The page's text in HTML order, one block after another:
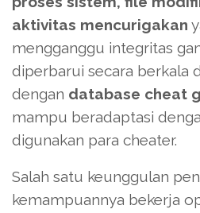
aktivitas mencurigakan
mengganggu integritas
diperbarui secara berkala
dengan database cheat
mampu beradaptasi
digunakan para cheater.
Salah satu keunggulan
kemampuannya bekerja